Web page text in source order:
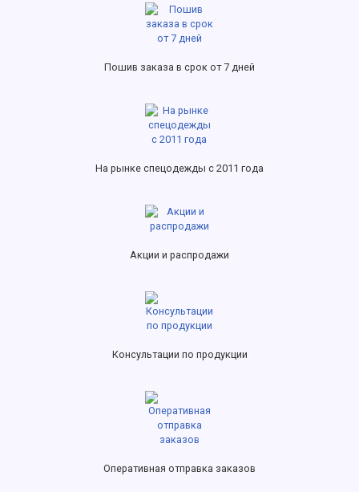
Пошив заказа в срок от 7 дней
На рынке спецодежды с 2011 года
Акции и распродажи
Консультации по продукции
Оперативная отправка заказов